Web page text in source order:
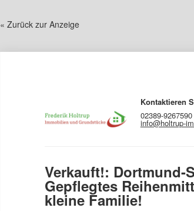
« Zurück zur Anzeige
Kontaktieren
02389-9267590
info@holtrup-
Verkauft!: Dortmund-
Gepflegtes
kleine Familie!